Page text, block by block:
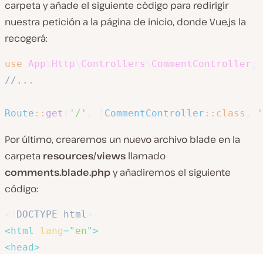
carpeta y añade el siguiente código para redirigir
nuestra petición a la página de inicio, donde Vue.js la
recogerá:
use App Http Controllers CommentController
//...
Route :: get '/' CommentController :: class
Por último, crearemos un nuevo archivo blade en la
carpeta resources/views llamado
comments.blade.phpy añadiremos el siguiente
código:
DOCTYPE html
<html lang=" en">
<head>